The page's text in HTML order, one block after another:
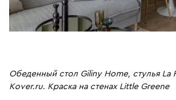
Обеденный стол Giliny Home, стулья La
Kover.ru. Краска на стенах Little Greene